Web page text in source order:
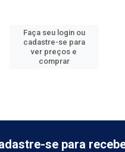
Faça seu login ou
cadastre-se para
ver preços e
comprar
se para